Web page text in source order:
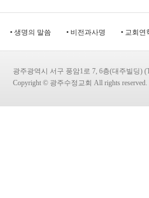
• 생명의 말씀 • 비전과사명 • 교회연
광주광역시 서구 풍암1로 7, 6층(대주빌딩)
Copyright © 광주수정교회 All rights reserved.